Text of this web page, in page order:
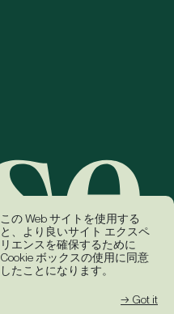
この Web サイトを使用する
と、より良いサイト エクスペ
リエンスを確保するために
Cookie ボックスの使用に同意
したことになります。
→ Got it